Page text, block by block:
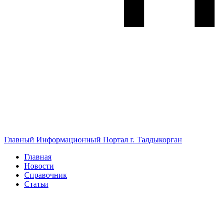
Главный Информационный Портал г. Талдыкорган
Главная
Новости
Справочник
Статьи